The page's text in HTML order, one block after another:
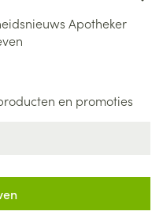
Apotheker
en promoties